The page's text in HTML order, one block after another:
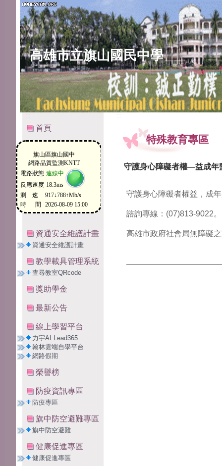
高雄市立旗山國民中學
:::
首頁
資通安全維護計畫
資通安全維護計畫
教學載具管理系統
查尋教室QRcode
獎助學金
最新公告
線上學習平台
力宇AI Lead365
翰林雲端自學平台
網路假期
榮譽榜
防疫資訊專區
防疫專區
旗中防空避難專區
旗中防空避難
健康促進專區
健康促進專區
:::
特殊教育專區
守護身心障礙者權—益成年
守護身心障礙者權益，成
諮詢專線：(07)813-9022。
高雄市政府社會局無障礙